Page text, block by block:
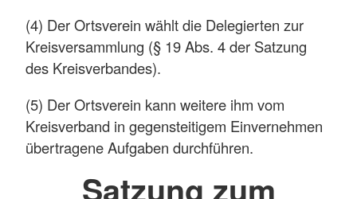
(4) Der Ortsverein wählt die Delegierten zur
Kreisversammlung (§ 19 Abs. 4 der Satzung
des Kreisverbandes).
(5) Der Ortsverein kann weitere ihm vom
Kreisverband in gegensteitigem Einvernehmen
übertragene Aufgaben durchführen.
Satzung zum